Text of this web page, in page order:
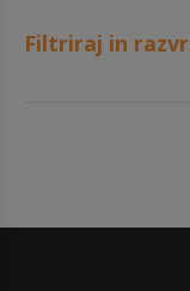
Filtriraj in